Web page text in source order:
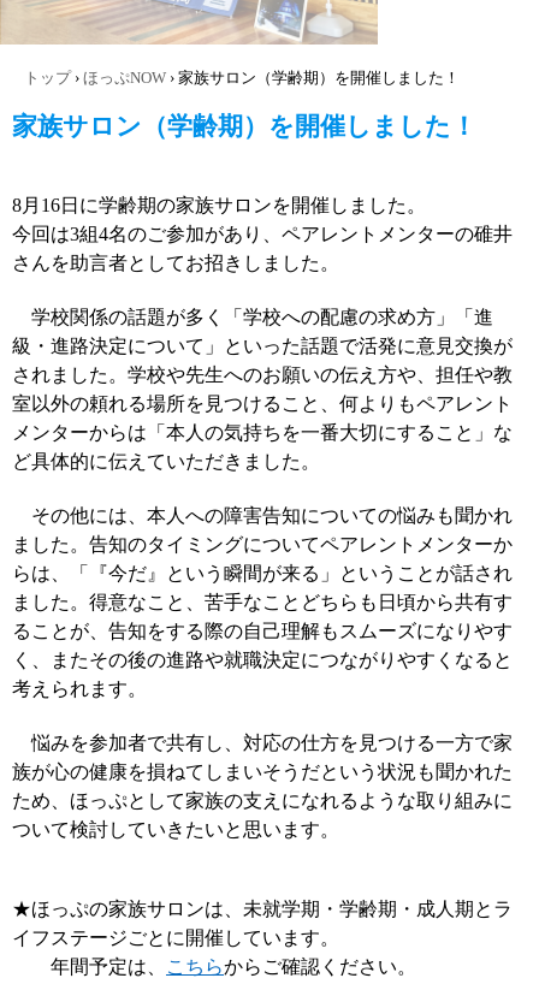
トップ › ほっぷNOW › 家族サロン（学齢期）を開催しました！
家族サロン（学齢期）を開催しました！
8月16日に学齢期の家族サロンを開催しました。
今回は3組4名のご参加があり、ペアレントメンターの碓井
さんを助言者としてお招きしました。
学校関係の話題が多く「学校への配慮の求め方」「進
級・進路決定について」といった話題で活発に意見交換が
されました。学校や先生へのお願いの伝え方や、担任や教
室以外の頼れる場所を見つけること、何よりもペアレント
メンターからは「本人の気持ちを一番大切にすること」な
ど具体的に伝えていただきました。
その他には、本人への障害告知についての悩みも聞かれ
ました。告知のタイミングについてペアレントメンターか
らは、「『今だ』という瞬間が来る」ということが話され
ました。得意なこと、苦手なことどちらも日頃から共有す
ることが、告知をする際の自己理解もスムーズになりやす
く、またその後の進路や就職決定につながりやすくなると
考えられます。
悩みを参加者で共有し、対応の仕方を見つける一方で家
族が心の健康を損ねてしまいそうだという状況も聞かれた
ため、ほっぷとして家族の支えになれるような取り組みに
ついて検討していきたいと思います。
★ほっぷの家族サロンは、未就学期・学齢期・成人期とラ
イフステージごとに開催しています。
年間予定は、
こちらからご確認ください。